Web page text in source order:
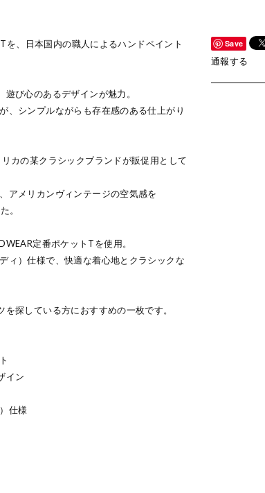
を、日本国内の職人によるハンドペイント
び心のあるデザインが魅力。
、シンプルながらも存在感のある仕上がり
カの某クラシックブランドが販促用として
アメリカンヴィンテージの空気感を
。
定番ポケットTを使用。
ィ）仕様で、快適な着心地とクラシックな
探している方におすすめの一枚です。
イン
仕様
Save
通報する